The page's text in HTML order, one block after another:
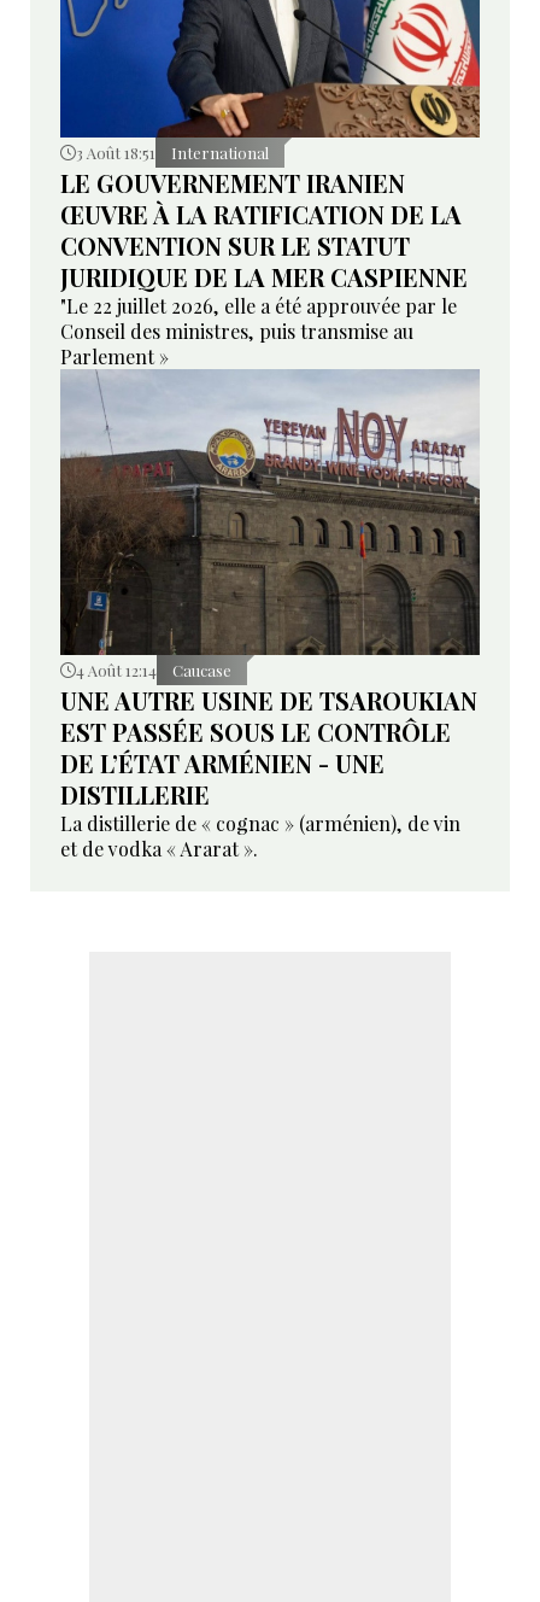
3 Août 18:51 International
LE GOUVERNEMENT IRANIEN
ŒUVRE À LA RATIFICATION DE LA
CONVENTION SUR LE STATUT
JURIDIQUE DE LA MER CASPIENNE
"Le 22 juillet 2026, elle a été approuvée par le
Conseil des ministres, puis transmise au
Parlement »
4 Août 12:14 Caucase
UNE AUTRE USINE DE TSAROUKIAN
EST PASSÉE SOUS LE CONTRÔLE
DE L’ÉTAT ARMÉNIEN - UNE
DISTILLERIE
La distillerie de « cognac » (arménien), de vin
et de vodka « Ararat ».